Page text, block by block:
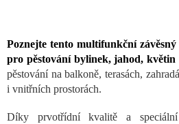
Poznejte tento multifunkční
pro pěstování bylinek, jahod,
pěstování na balkoně, terasách,
i vnitřních prostorách.
Díky prvotřídní kvalitě a